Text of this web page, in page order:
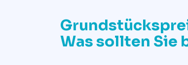
Was sollten Sie